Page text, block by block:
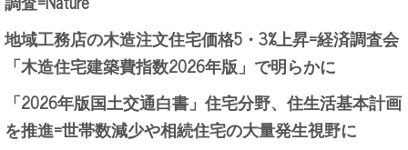
地域工務店の木造注文住宅価格5・3%上昇=経済調査会
「木造住宅建築費指数2026年版」で明らかに
「2026年版国土交通白書」住宅分野、住生活基本計画
を推進=世帯数減少や相続住宅の大量発生視野に